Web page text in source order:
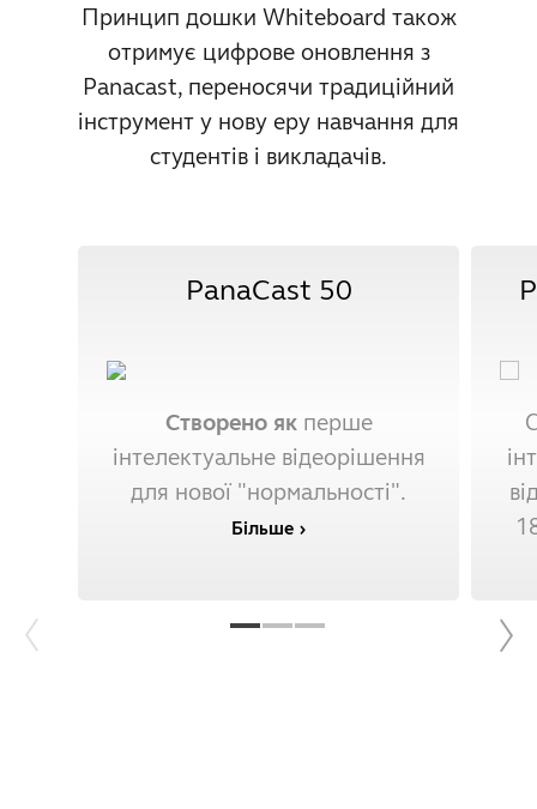
Принцип дошки Whiteboard також
отримує цифрове оновлення з
Panacast, переносячи традиційний
інструмент у нову еру навчання для
студентів і викладачів.
PanaCast 50
Створено як перше
інтелектуальне відеорішення
для нової "нормальності".
Більше